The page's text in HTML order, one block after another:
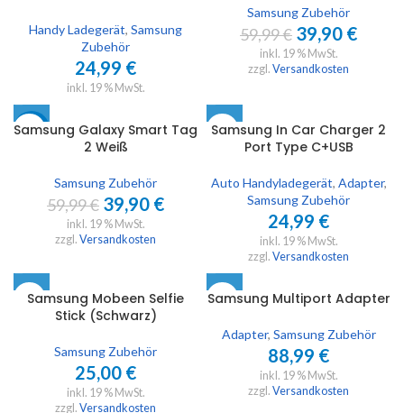
Handy Ladegerät, Samsung
Zubehör
24,99 €
inkl. 19 % MwSt.
Samsung Zubehör
59,99€ 39,90 €
inkl. 19 % MwSt.
zzgl. Versandkosten
-33%
Samsung Galaxy Smart Tag
2 Weiß
Samsung Zubehör
59,99€ 39,90 €
inkl. 19 % MwSt.
zzgl. Versandkosten
Samsung In Car Charger 2
Port Type C+USB
Auto Handyladegerät, Adapter,
Samsung Zubehör
24,99 €
inkl. 19 % MwSt.
zzgl. Versandkosten
Samsung Mobeen Selfie
Stick (Schwarz)
Samsung Zubehör
25,00 €
inkl. 19 % MwSt.
zzgl. Versandkosten
Samsung Multiport Adapter
Adapter, Samsung Zubehör
88,99 €
inkl. 19 % MwSt.
zzgl. Versandkosten